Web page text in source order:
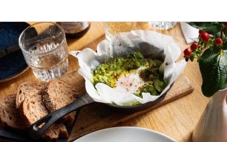
De
Utrechter
lunch
extern